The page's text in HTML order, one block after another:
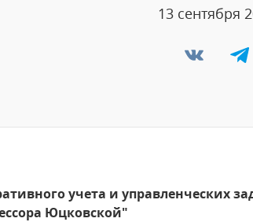
13 сентября
учета и управленческих
Юцковской"